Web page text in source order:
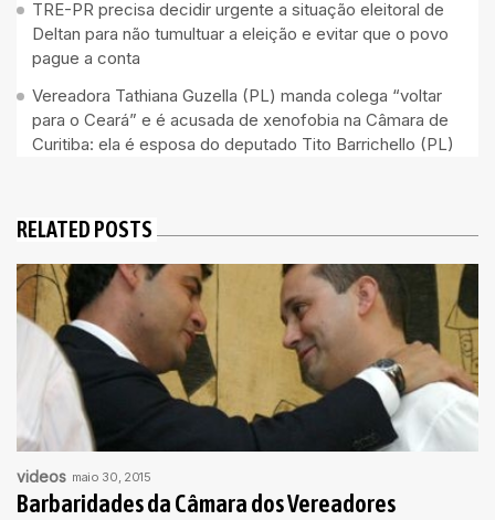
TRE-PR precisa decidir urgente a situação eleitoral de
Deltan para não tumultuar a eleição e evitar que o povo
pague a conta
Vereadora Tathiana Guzella (PL) manda colega “voltar
para o Ceará” e é acusada de xenofobia na Câmara de
Curitiba: ela é esposa do deputado Tito Barrichello (PL)
RELATED POSTS
videos maio 30, 2015
Barbaridades da Câmara dos Vereadores